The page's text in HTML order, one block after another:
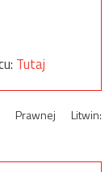
Tutaj
Prawnej Litwin: